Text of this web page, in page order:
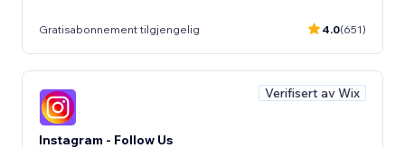
Gratisabonnement tilgjengelig 4.0(651)
Verifisert av Wix
Instagram - Follow Us